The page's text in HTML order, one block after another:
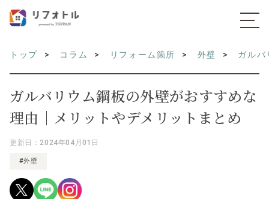
トップ コラム リフォーム箇所 外壁 ガルバ
ガルバリウム鋼板の外壁がおすすめな
理由｜メリットやデメリットまとめ
更新日：2024年04月01日
#外壁